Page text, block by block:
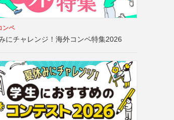
ンペ
にチャレンジ！海外コンペ特集2026